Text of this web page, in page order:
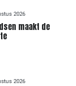
2026
maakt de
2026